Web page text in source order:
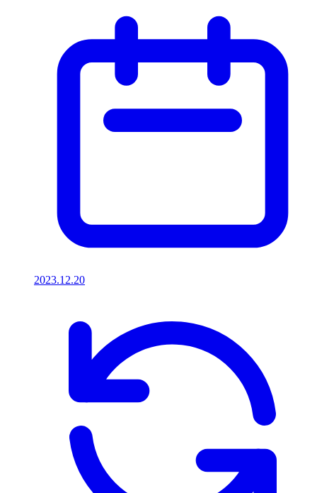
2023.12.20